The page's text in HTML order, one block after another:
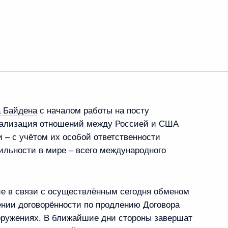
с началом работы на посту
отношений между Россией и США
с учётом их особой ответственности
в мире – всего международного
в связи с осуществлённым сегодня обменом
договорённости по продлению Договора
В ближайшие дни стороны завершат